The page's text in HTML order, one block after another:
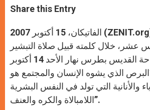
t
s
p
p
s
e
g
e
r
e
b
o
k
r
Share this Entry
الفاتيكان، 15 أكتوبر 2007 (ZENIT.org). – اعتبر البابا
عشر، خلال كلمته قبيل صلاة التبشير
الملائكي في ساحة القديس بطرس نهار الأحد 14 أكتوبر
أن “البرص الذي يشوه الإنسان والمجتمع هو
والأنانية التي تولد في النفس البشرية
اللامبالاة والكره والعنف”.